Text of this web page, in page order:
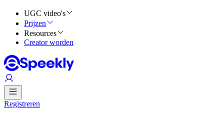
UGC video's
Prijzen
Resources
Creator worden
Registreren